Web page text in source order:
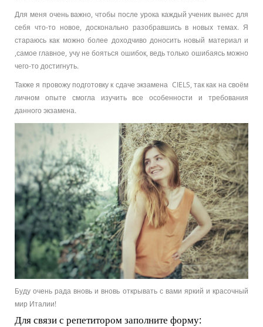
Для меня очень важно, чтобы после урока каждый ученик вынес для
себя что-то новое, досконально разобравшись в новых темах. Я
стараюсь как можно более доходчиво доносить новый материал и
,самое главное, учу не бояться ошибок, ведь только ошибаясь можно
чего-то достигнуть.
Также я провожу подготовку к сдаче экзамена CIELS, так как на своём
личном опыте смогла изучить все особенности и требования
данного экзамена.
Буду очень рада вновь и вновь открывать с вами яркий и красочный
мир Италии!
Для связи с репетитором заполните форму: